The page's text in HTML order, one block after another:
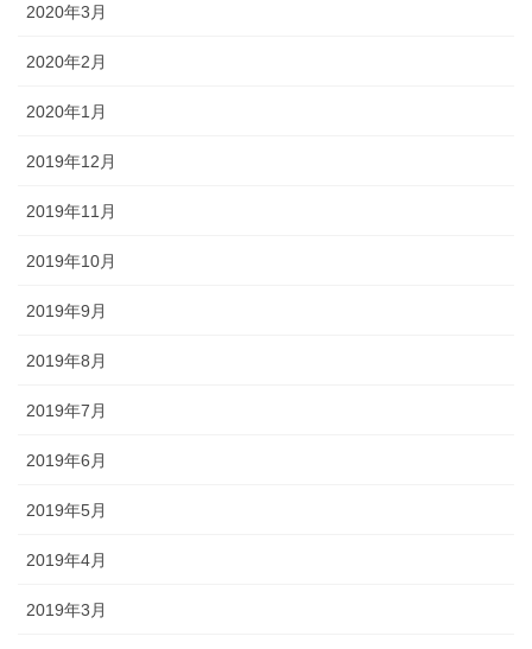
2020年3月
2020年2月
2020年1月
2019年12月
2019年11月
2019年10月
2019年9月
2019年8月
2019年7月
2019年6月
2019年5月
2019年4月
2019年3月